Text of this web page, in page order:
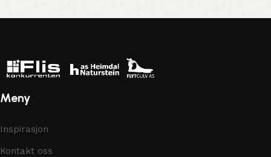
Meny
Inspirasjon
Kontakt oss